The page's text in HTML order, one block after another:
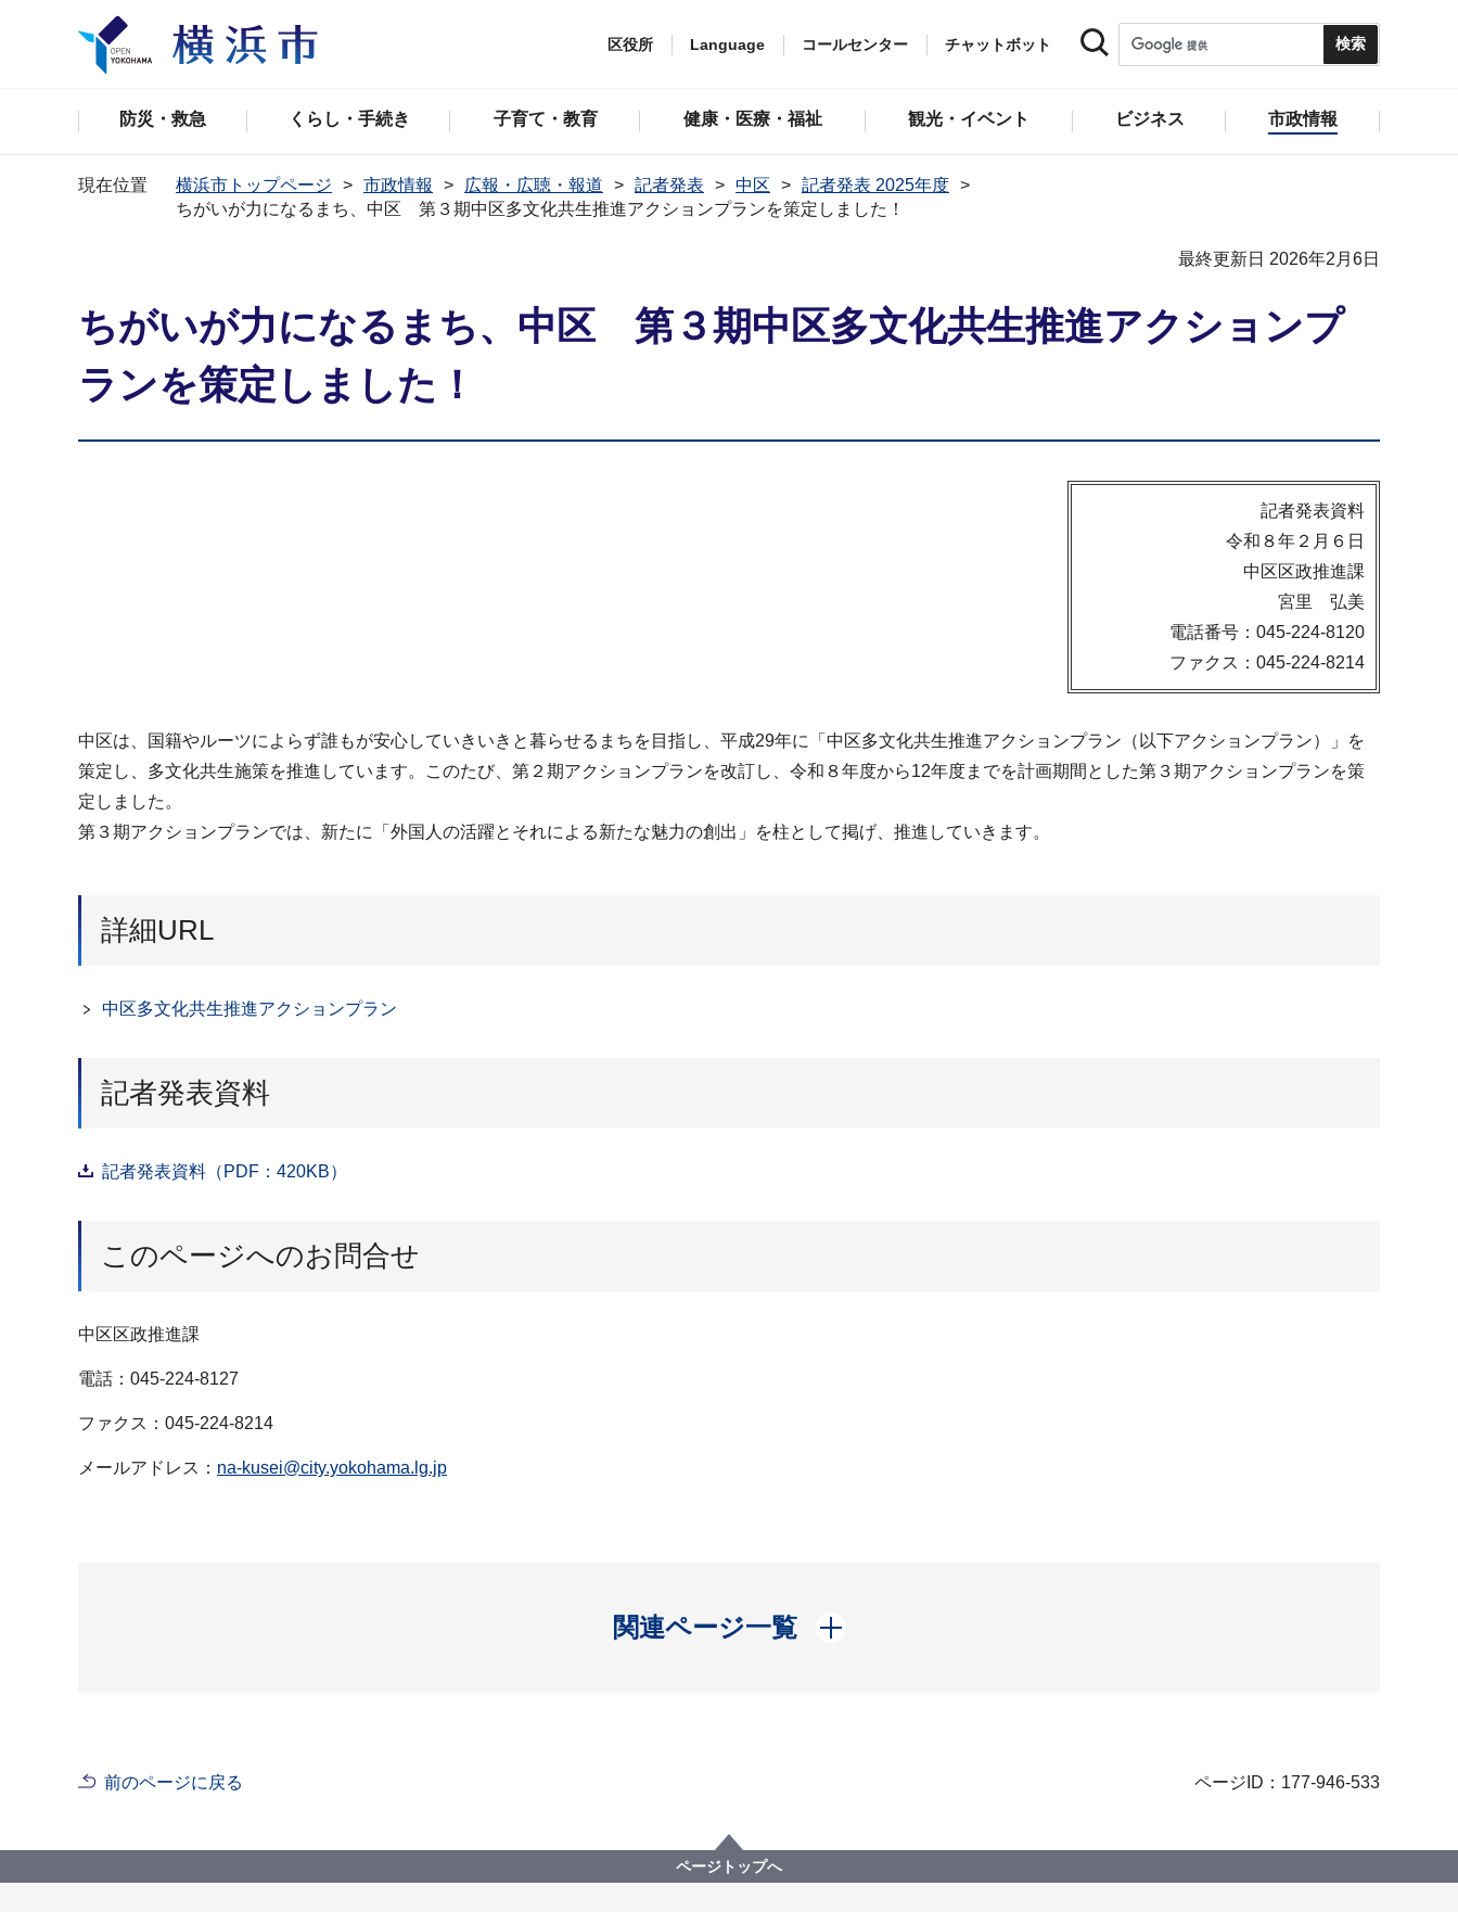
区役所 Language コールセンター チャットボット
防災・救急 くらし・手続き 子育て・教育 健康・医療・福祉 観光・イベント ビジネス 市政情報
現在位置 横浜市トップページ 市政情報 広報・広聴・報道 記者発表 中区
記者発表 2025年度
ちがいが力になるまち、中区 第３期中区多文化共生推進アクションプランを策定しました！
最終更新日 2026年2月6日
ちがいが力になるまち、中区 第３期中区多文化共生推進アクションプ
ランを策定しました！
記者発表資料
令和８年２月６日
中区区政推進課
宮里 弘美
電話番号：045-224-8120
ファクス：045-224-8214
中区は、国籍やルーツによらず誰もが安心していきいきと暮らせるまちを目指し、平成29年に「中区多文化共生推進アクションプラン（以下アクションプラン）」を
策定し、多文化共生施策を推進しています。このたび、第２期アクションプランを改訂し、令和８年度から12年度までを計画期間とした第３期アクションプランを策
定しました。
第３期アクションプランでは、新たに「外国人の活躍とそれによる新たな魅力の創出」を柱として掲げ、推進していきます。
詳細URL
中区多文化共生推進アクションプラン
記者発表資料
記者発表資料（PDF：420KB）
このページへのお問合せ
中区区政推進課
電話：045-224-8127
ファクス：045-224-8214
メールアドレス： na-kusei@city.yokohama.lg.jp
関連ページ一覧
開く
前のページに戻る ページID：177-946-533
ページトップへ